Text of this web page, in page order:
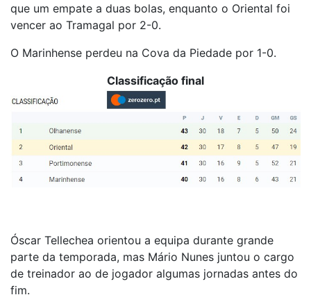
que um empate a duas bolas, enquanto o Oriental foi
vencer ao Tramagal por 2-0.
O Marinhense perdeu na Cova da Piedade por 1-0.
Classificação final
Óscar Tellechea orientou a equipa durante grande
parte da temporada, mas Mário Nunes juntou o cargo
de treinador ao de jogador algumas jornadas antes do
fim.